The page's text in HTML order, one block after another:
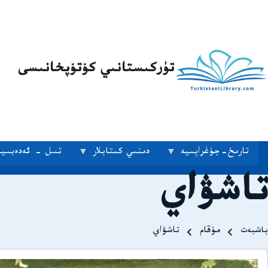
تۈركىستانىي كۇتۇپخانىسى
تارىخ-جۇغراپىيە دىنىي كىتابلار تىل -
تاشۋاي
Breadcrumb
باشبەت مۇقام تاشۋاي